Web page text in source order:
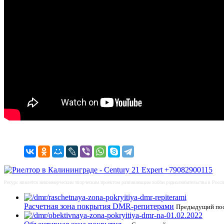
Ресурс явялется некоммерческим творческим проектом развивающим хобби радиолюбительства в
Расчетная зона покрытия DMR-репитерами Предыдущий